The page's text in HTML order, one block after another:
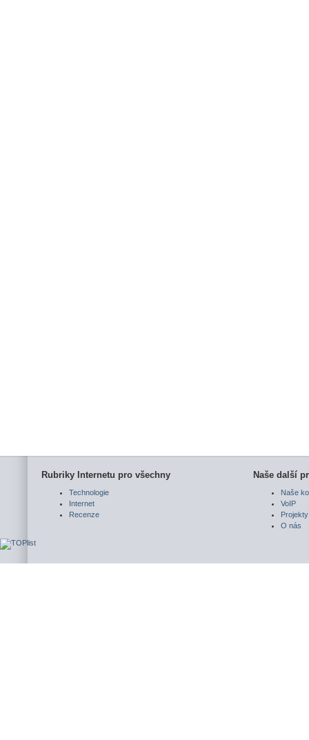
Rubriky Internetu pro všechny
Technologie
Internet
Recenze
Naše další
Naše
VoIP
Projekty
O nás